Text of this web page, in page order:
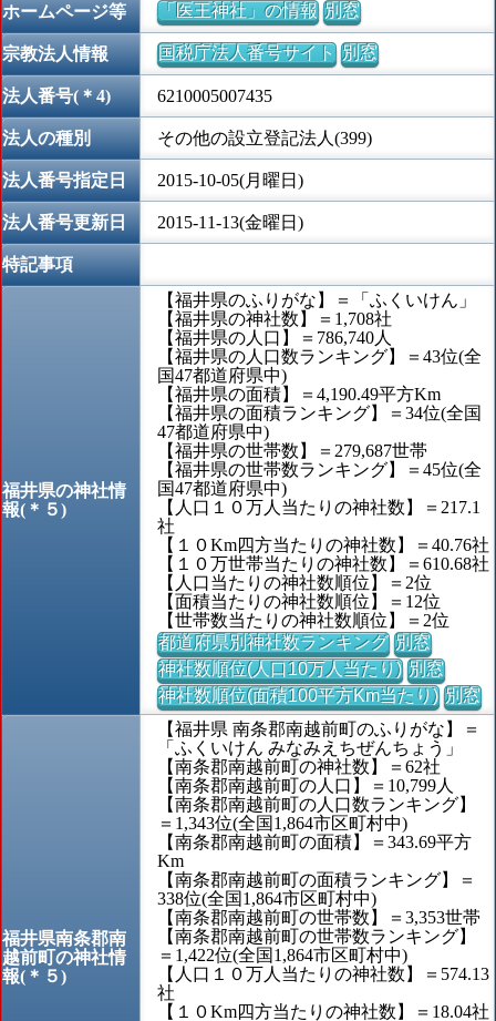
ホームページ等 「医王神社」の情報 別窓
宗教法人情報 国税庁法人番号サイト 別窓
法人番号(＊4) 6210005007435
法人の種別 その他の設立登記法人(399)
法人番号指定日 2015-10-05(月曜日)
法人番号更新日 2015-11-13(金曜日)
特記事項
福井県の神社情
報(＊５)
【福井県のふりがな】＝「ふくいけん」
【福井県の神社数】＝1,708社
【福井県の人口】＝786,740人
【福井県の人口数ランキング】＝43位(全
国47都道府県中)
【福井県の面積】＝4,190.49平方Km
【福井県の面積ランキング】＝34位(全国
47都道府県中)
【福井県の世帯数】＝279,687世帯
【福井県の世帯数ランキング】＝45位(全
国47都道府県中)
【人口１０万人当たりの神社数】＝217.1
社
【１０Km四方当たりの神社数】＝40.76社
【１０万世帯当たりの神社数】＝610.68社
【人口当たりの神社数順位】＝2位
【面積当たりの神社数順位】＝12位
【世帯数当たりの神社数順位】＝2位
都道府県別神社数ランキング 別窓
神社数順位(人口10万人当たり) 別窓
神社数順位(面積100平方Km当たり) 別窓
福井県南条郡南
越前町の神社情
報(＊５)
【福井県 南条郡南越前町のふりがな】＝
「ふくいけん みなみえちぜんちょう」
【南条郡南越前町の神社数】＝62社
【南条郡南越前町の人口】＝10,799人
【南条郡南越前町の人口数ランキング】
＝1,343位(全国1,864市区町村中)
【南条郡南越前町の面積】＝343.69平方
Km
【南条郡南越前町の面積ランキング】＝
338位(全国1,864市区町村中)
【南条郡南越前町の世帯数】＝3,353世帯
【南条郡南越前町の世帯数ランキング】
＝1,422位(全国1,864市区町村中)
【人口１０万人当たりの神社数】＝574.13
社
【１０Km四方当たりの神社数】＝18.04社